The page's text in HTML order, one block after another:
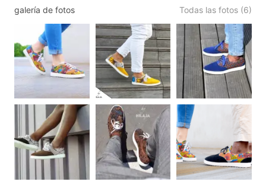
galería de fotos Todas las fotos (6)